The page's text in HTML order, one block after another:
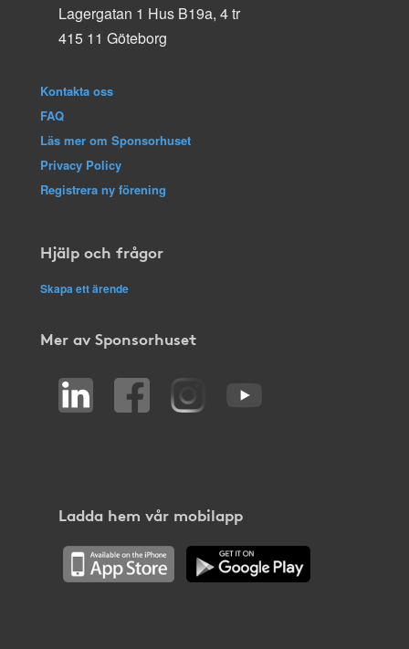
Lagergatan 1 Hus B19a, 4 tr
415 11 Göteborg
Kontakta oss
FAQ
Läs mer om Sponsorhuset
Privacy Policy
Registrera ny förening
Hjälp och frågor
Skapa ett ärende
Mer av Sponsorhuset
Ladda hem vår mobilapp